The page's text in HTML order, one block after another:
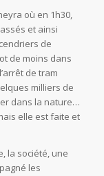
où en 1h30,
et ainsi
de
de moins dans
de tram
milliers de
dans la nature…
elle est faite et
la société, une
les